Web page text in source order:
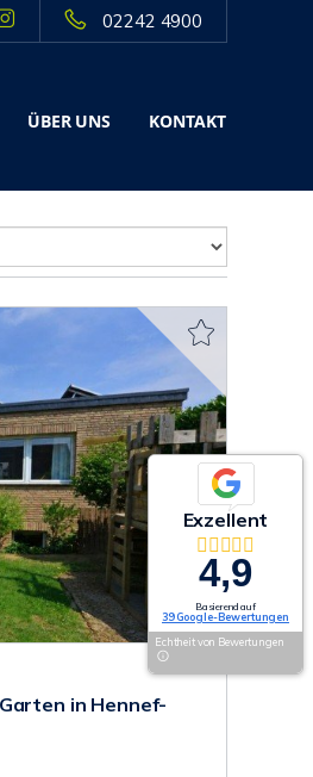
02242 4900
ÜBER UNS KONTAKT
in Hennef-
Exzellent
4,9
Basierend auf
39 Google-Bewertungen
Echtheit von Bewertungen